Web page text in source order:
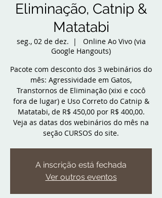
Eliminação, Catnip &
Matatabi
seg., 02 de dez.
  |
Online Ao Vivo (via
Google Hangouts)
Pacote com desconto dos 3 webinários do
mês: Agressividade em Gatos,
Transtornos de Eliminação (xixi e cocô
fora de lugar) e Uso Correto do Catnip &
Matatabi, de R$ 450,00 por R$ 400,00.
Veja as datas dos webinários do mês na
seção CURSOS do site.
A inscrição está fechada
Ver outros eventos